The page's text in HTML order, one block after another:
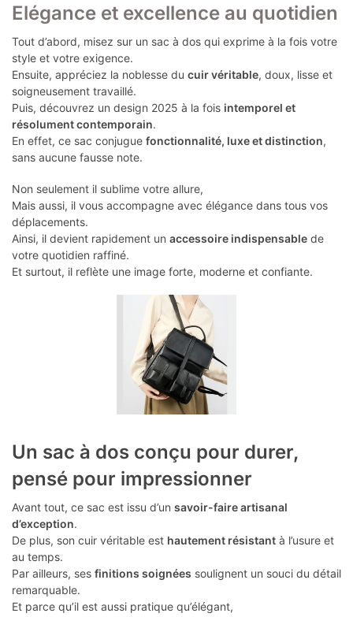
Elégance et excellence au quotidien
Tout d’abord, misez sur un sac à dos qui exprime à la fois votre
style et votre exigence.
Ensuite, appréciez la noblesse du cuir véritable, doux, lisse et
soigneusement travaillé.
Puis, découvrez un design 2025 à la fois intemporel et
résolument contemporain.
En effet, ce sac conjugue fonctionnalité, luxe et distinction,
sans aucune fausse note.
Non seulement il sublime votre allure,
Mais aussi, il vous accompagne avec élégance dans tous vos
déplacements.
Ainsi, il devient rapidement un accessoire indispensable de
votre quotidien raffiné.
Et surtout, il reflète une image forte, moderne et confiante.
Un sac à dos conçu pour durer,
pensé pour impressionner
Avant tout, ce sac est issu d’un savoir-faire artisanal
d’exception.
De plus, son cuir véritable est hautement résistant à l’usure et
au temps.
Par ailleurs, ses finitions soignées soulignent un souci du détail
remarquable.
Et parce qu’il est aussi pratique qu’élégant,